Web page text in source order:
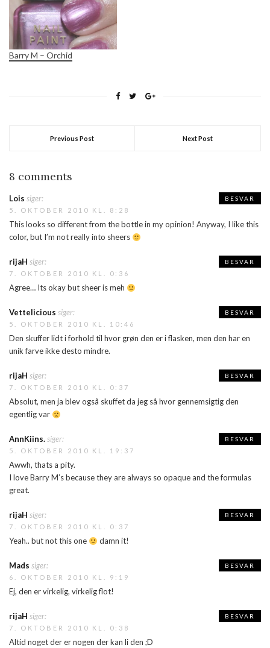
Barry M – Orchid
Previous Post Next Post
8 comments
Lois siger:
5. OKTOBER 2010 KL. 8:28
This looks so different from the bottle in my opinion! Anyway, I like this
color, but I’m not really into sheers
BESVAR
rijaH siger:
7. OKTOBER 2010 KL. 0:36
Agree… Its okay but sheer is meh
BESVAR
Vettelicious siger:
5. OKTOBER 2010 KL. 10:46
Den skuffer lidt i forhold til hvor grøn den er i flasken, men den har en
unik farve ikke desto mindre.
BESVAR
rijaH siger:
7. OKTOBER 2010 KL. 0:37
Absolut, men ja blev også skuffet da jeg så hvor gennemsigtig den
egentlig var
BESVAR
AnnKiins.siger:
5. OKTOBER 2010 KL. 19:37
Awwh, thats a pity.
I love Barry M’s because they are always so opaque and the formulas
great.
BESVAR
rijaH siger:
7. OKTOBER 2010 KL. 0:37
Yeah.. but not this one damn it!
BESVAR
Mads siger:
6. OKTOBER 2010 KL. 9:19
Ej, den er virkelig, virkelig flot!
BESVAR
rijaH siger:
7. OKTOBER 2010 KL. 0:38
Altid noget der er nogen der kan li den ;D
BESVAR